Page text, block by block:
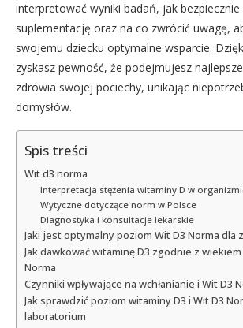
interpretować wyniki badań, jak
suplementację oraz na co zwrócić uwagę,
swojemu dziecku optymalne wsparcie.
zyskasz pewność, że podejmujesz
zdrowia swojej pociechy, unikając
domysłów.
Spis treści
Wit d3 norma
Interpretacja stężenia witaminy D w
Wytyczne dotyczące norm w Polsce
Diagnostyka i konsultacje lekarskie
Jaki jest optymalny poziom Wit D3 Norma dla
Jak dawkować witaminę D3 zgodnie z
Norma
Czynniki wpływające na wchłanianie i Wit D3
Jak sprawdzić poziom witaminy D3 i Wit D3
laboratorium